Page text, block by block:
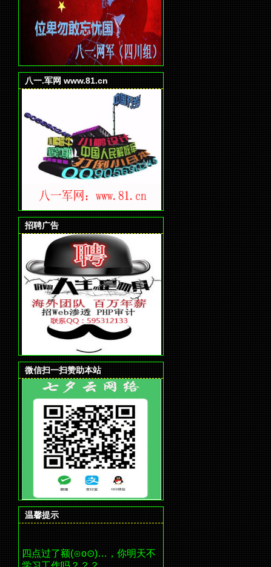
八一.军网 www.81.cn
招聘广告
微信扫一扫赞助本站
温馨提示
四点过了额(⊙o⊙)…，你明天不